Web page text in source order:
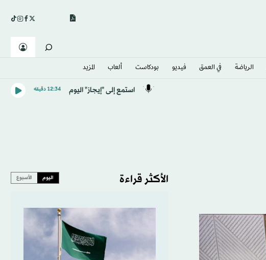
الرياضة في العمق فيديو بودكاست ألعاب المزيد
استمع إلى "إيجاز" اليوم 12:34 دقيقه
الأكثر قراءة اليوم الأسبوع